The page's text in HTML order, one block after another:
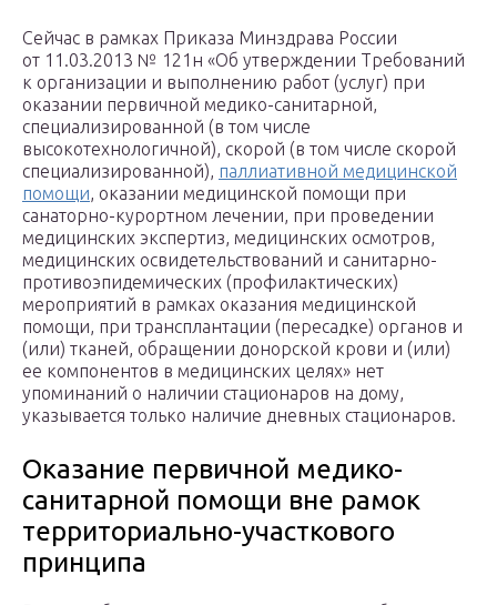
Сейчас в рамках Приказа Минздрава России
от 11.03.2013 № 121н «Об утверждении Требований
к организации и выполнению работ (услуг) при
оказании первичной медико-санитарной,
специализированной (в том числе
высокотехнологичной), скорой (в том числе скорой
специализированной), паллиативной медицинской
помощи, оказании медицинской помощи при
санаторно-курортном лечении, при проведении
медицинских экспертиз, медицинских осмотров,
медицинских освидетельствований и санитарно-
противоэпидемических (профилактических)
мероприятий в рамках оказания медицинской
помощи, при трансплантации (пересадке) органов и
(или) тканей, обращении донорской крови и (или)
ее компонентов в медицинских целях» нет
упоминаний о наличии стационаров на дому,
указывается только наличие дневных стационаров.
Оказание первичной медико-
санитарной помощи вне рамок
территориально-участкового
принципа